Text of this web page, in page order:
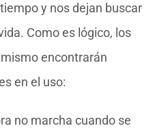
y nos dejan buscar
Como es lógico, los
encontrarán
en el uso:
no marcha cuando se